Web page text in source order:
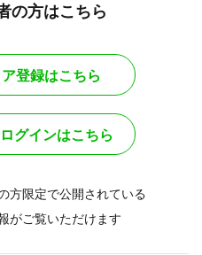
の方はこちら
登録はこちら
グインはこちら
方限定で公開されている
がご覧いただけます